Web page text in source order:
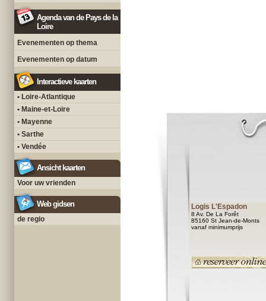
Agenda van de Pays de la
Loire
Evenementen op thema
Evenementen op datum
Interactieve kaarten
• Loire-Atlantique
• Maine-et-Loire
• Mayenne
• Sarthe
• Vendée
Ansicht kaarten
Voor uw vrienden
Web gidsen
de regio
Logis L'Espadon
8 Av. De La Forêt
85160 St Jean-de-Monts
vanaf minimumprijs